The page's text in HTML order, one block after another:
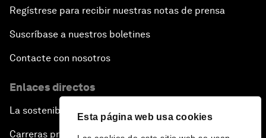
Esta página web usa cookies
Regístrese para recibir nuestras notas de prensa
Suscríbase a nuestros boletines
Contacte con nosotros
Enlaces directos
La sostenibilidad en el Foro
Carreras profesionales